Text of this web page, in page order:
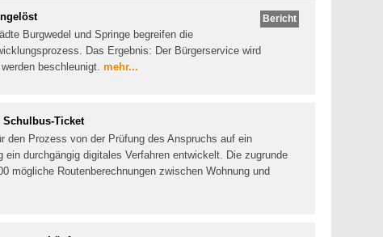
Bericht
Burgwedel und Springe begreifen die
Das Ergebnis: Der Bürgerservice wird
beschleunigt. mehr...
Ticket
den Prozess von der Prüfung des Anspruchs auf ein
durchgängig digitales Verfahren entwickelt. Die zugrunde
mögliche Routenberechnungen zwischen Wohnung und